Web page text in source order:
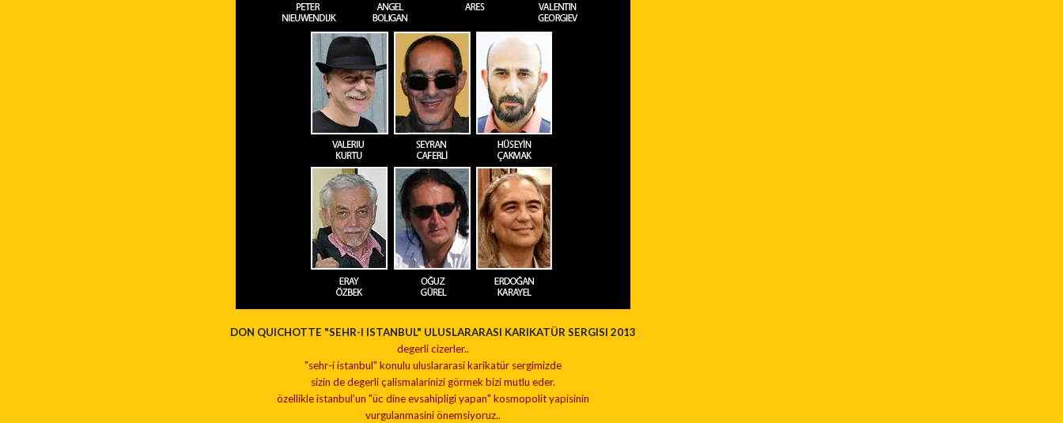
DON QUICHOTTE "SEHR-I ISTANBUL" ULUSLARARASI KARIKATÜR SERGISI 2013
degerli cizerler..
"sehr-i istanbul" konulu uluslararasi karikatür sergimizde
sizin de degerli çalismalarinizi görmek bizi mutlu eder.
özellikle istanbul’un "üc dine evsahipligi yapan" kosmopolit yapisinin
vurgulanmasini önemsiyoruz..